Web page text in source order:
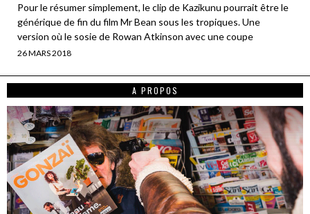
Pour le résumer simplement, le clip de Kazikunu pourrait être le
générique de fin du film Mr Bean sous les tropiques. Une
version où le sosie de Rowan Atkinson avec une coupe
26 MARS 2018
A PROPOS